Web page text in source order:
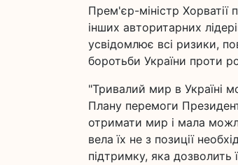
Прем'єр-міністр Хорватії
інших авторитарних
усвідомлює всі ризики,
боротьби України проти
"Тривалий мир в Україні
Плану перемоги
отримати мир і мала
вела їх не з позиції
підтримку, яка дозволить